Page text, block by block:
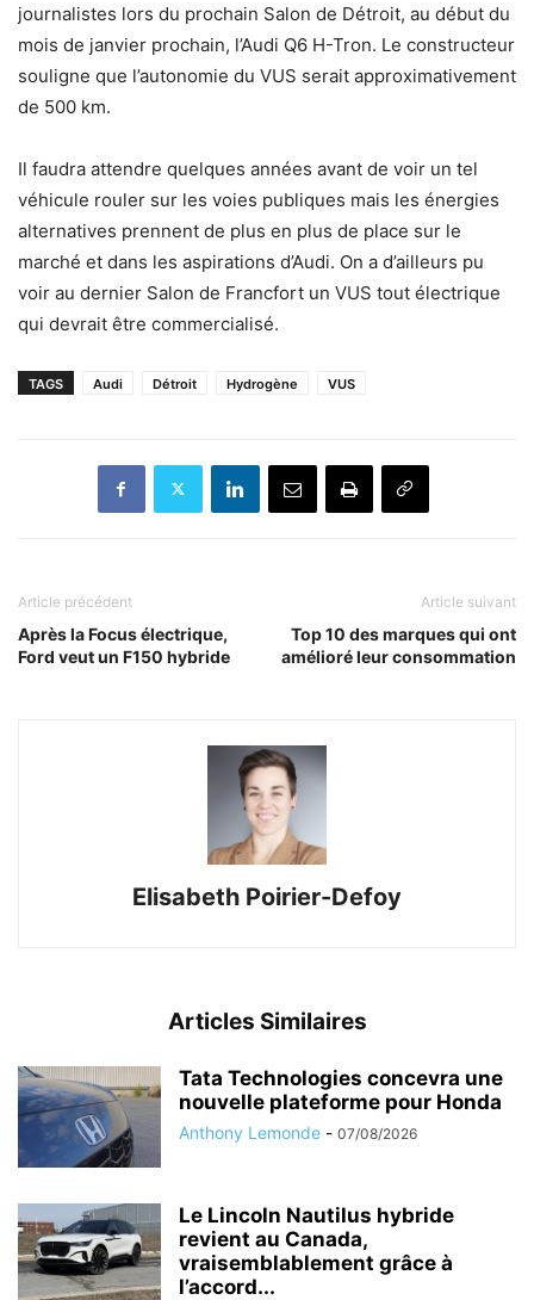
journalistes lors du prochain Salon de Détroit, au début du
mois de janvier prochain, l’Audi Q6 H-Tron. Le constructeur
souligne que l’autonomie du VUS serait approximativement
de 500 km.
Il faudra attendre quelques années avant de voir un tel
véhicule rouler sur les voies publiques mais les énergies
alternatives prennent de plus en plus de place sur le
marché et dans les aspirations d’Audi. On a d’ailleurs pu
voir au dernier Salon de Francfort un VUS tout électrique
qui devrait être commercialisé.
TAGS Audi Détroit Hydrogène VUS
Article précédent
Après la Focus électrique,
Ford veut un F150 hybride
Article suivant
Top 10 des marques qui ont
amélioré leur consommation
Elisabeth Poirier-Defoy
Articles Similaires
Tata Technologies concevra une
nouvelle plateforme pour Honda
Anthony Lemonde - 07/08/2026
Le Lincoln Nautilus hybride
revient au Canada,
vraisemblablement grâce à
l’accord...